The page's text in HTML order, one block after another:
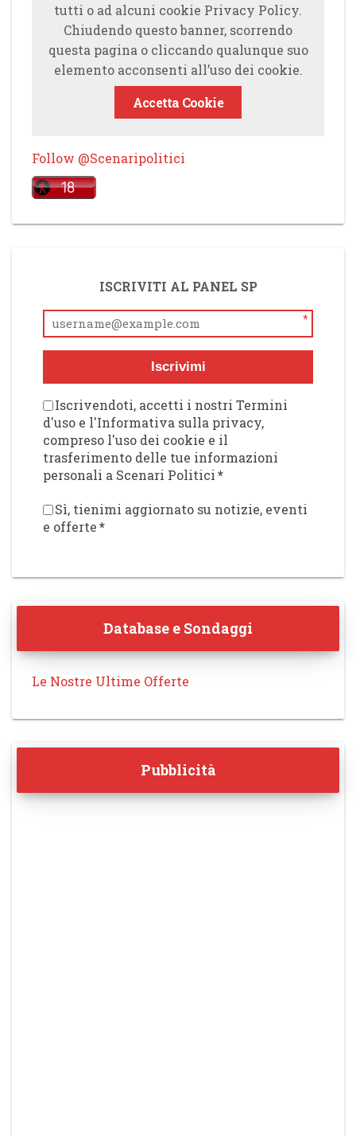
tutti o ad alcuni cookie Privacy Policy.
Chiudendo questo banner, scorrendo
questa pagina o cliccando qualunque suo
elemento acconsenti all’uso dei cookie.
Accetta Cookie
Follow @Scenaripolitici
ISCRIVITI AL PANEL SP
*
Iscrivimi
Iscrivendoti, accetti i nostri Termini
d'uso e l'Informativa sulla privacy,
compreso l'uso dei cookie e il
trasferimento delle tue informazioni
personali a Scenari Politici*
Sì, tienimi aggiornato su notizie, eventi
e offerte*
Database e Sondaggi
Le Nostre Ultime Offerte
Pubblicità